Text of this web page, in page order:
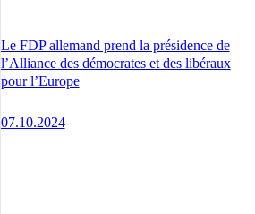
Le FDP allemand prend la présidence de
l’Alliance des démocrates et des libéraux
pour l’Europe
07.10.2024